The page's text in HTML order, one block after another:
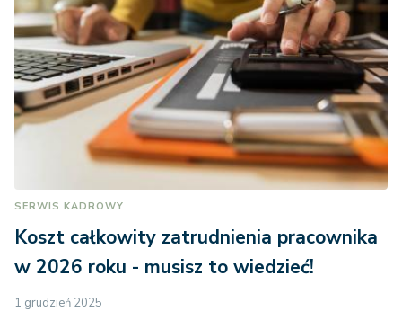
SERWIS KADROWY
Koszt całkowity zatrudnienia pracownika
w 2026 roku - musisz to wiedzieć!
1 grudzień 2025